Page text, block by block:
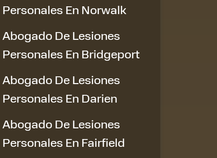
Personales En Norwalk
Abogado De Lesiones
Personales En Bridgeport
Abogado De Lesiones
Personales En Darien
Abogado De Lesiones
Personales En Fairfield